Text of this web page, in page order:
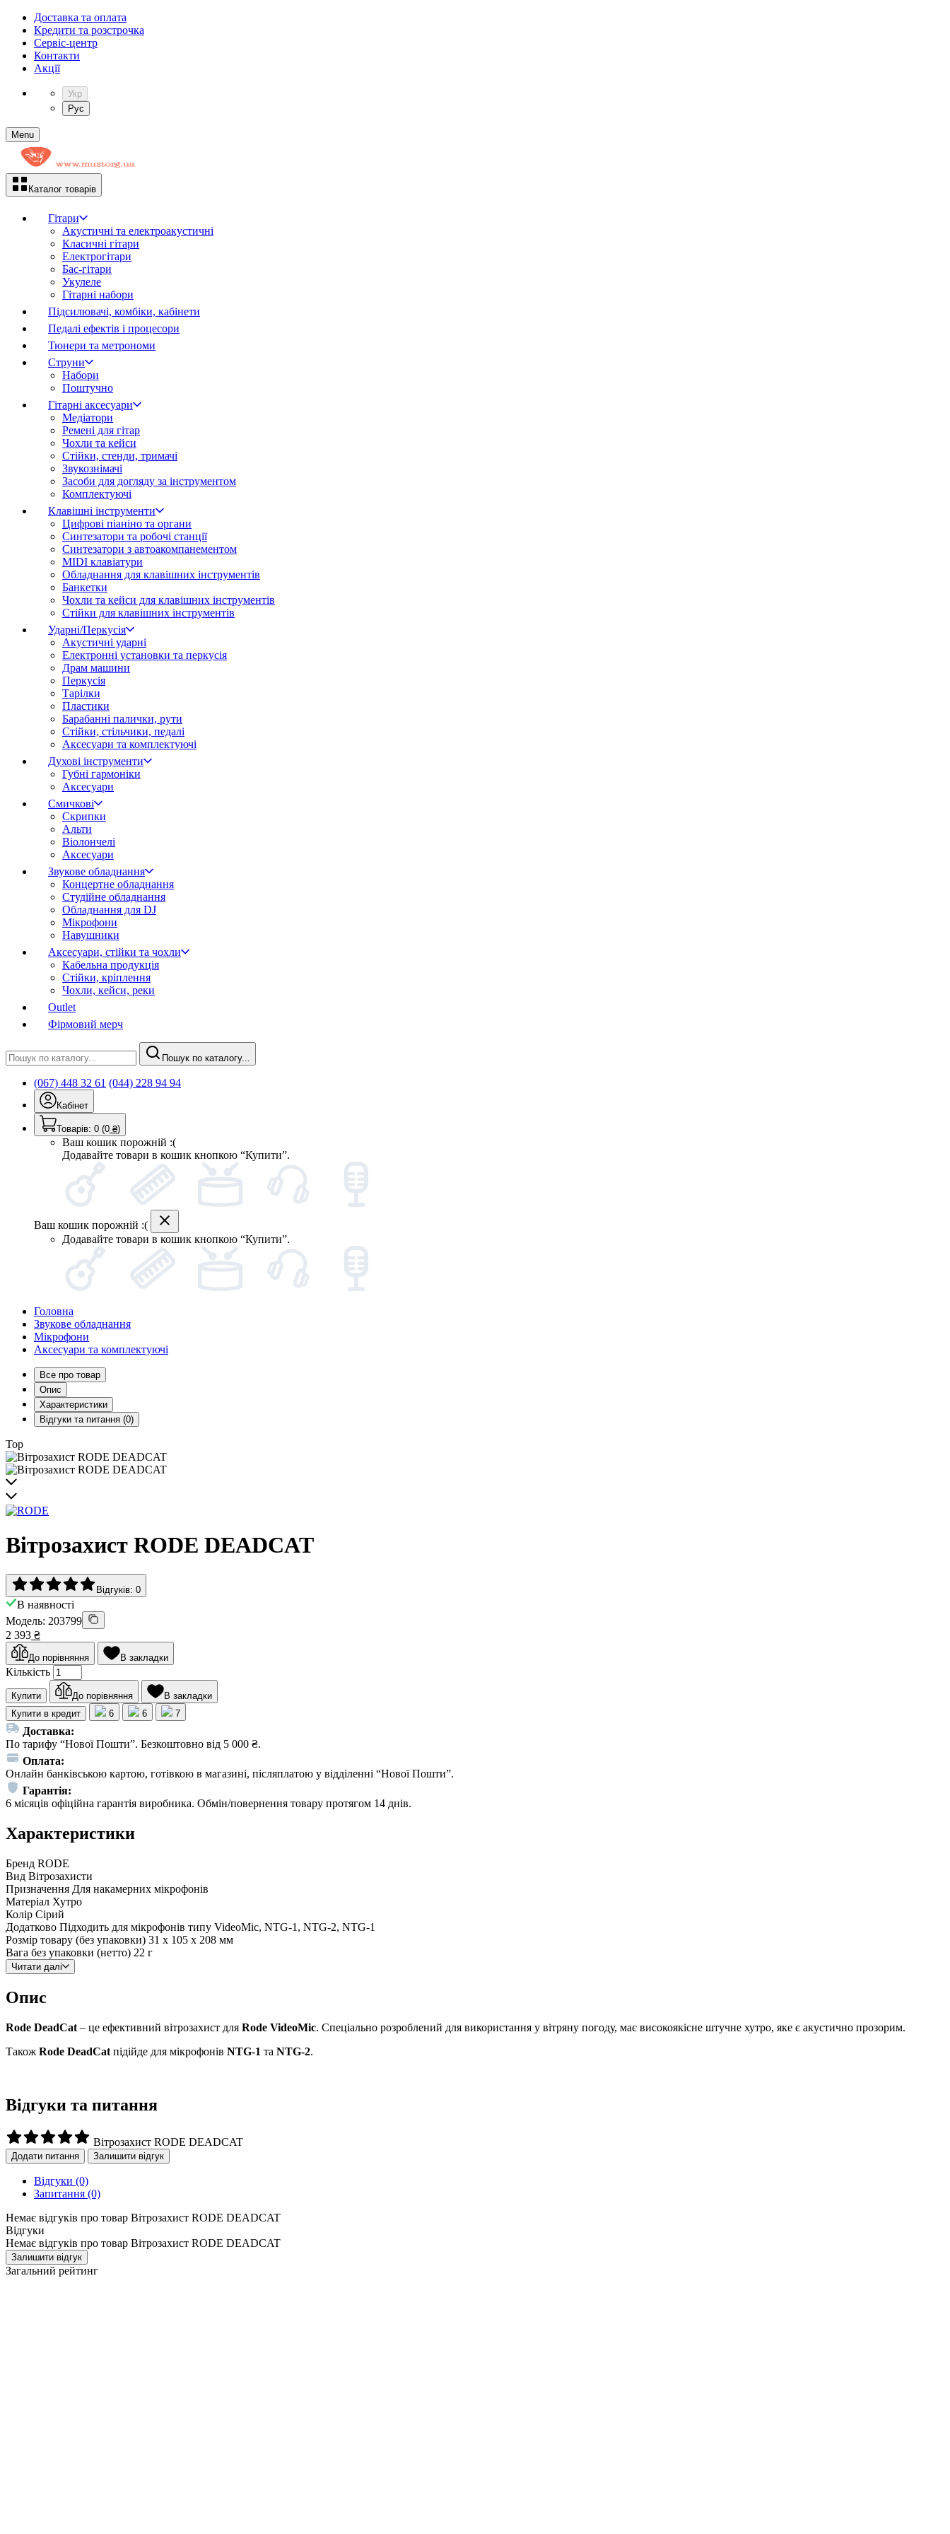
Доставка та оплата
Кредити та розстрочка
Сервіc-центр
Контакти
Акції
Укр
Рус
Menu
Каталог товарів
Гітари
Акустичні та електроакустичні
Класичні гітари
Електрогітари
Бас-гітари
Укулеле
Гітарні набори
Підсилювачі, комбіки, кабінети
Педалі ефектів і процесори
Тюнери та метрономи
Струни
Набори
Поштучно
Гітарні аксесуари
Медіатори
Ремені для гітар
Чохли та кейси
Стійки, стенди, тримачі
Звукознімачі
Засоби для догляду за інструментом
Комплектуючі
Клавішні інструменти
Цифрові піаніно та органи
Синтезатори та робочі станції
Синтезатори з автоакомпанементом
MIDI клавіатури
Обладнання для клавішних інструментів
Банкетки
Чохли та кейси для клавішних інструментів
Стійки для клавішних інструментів
Ударні/Перкусія
Акустичні ударні
Електронні установки та перкусія
Драм машини
Перкусія
Тарілки
Пластики
Барабанні палички, рути
Стійки, стільчики, педалі
Аксесуари та комплектуючі
Духові інструменти
Губні гармоніки
Аксесуари
Смичкові
Скрипки
Альти
Віолончелі
Аксесуари
Звукове обладнання
Концертне обладнання
Студійне обладнання
Обладнання для DJ
Мікрофони
Навушники
Аксесуари, стійки та чохли
Кабельна продукція
Стійки, кріплення
Чохли, кейси, реки
Outlet
Фірмовий мерч
Пошук по каталогу...
(067) 448 32 61 (044) 228 94 94
Кабінет
Товарів: 0 (0 ₴)
Ваш кошик порожній :(
Додавайте товари в кошик кнопкою “Купити”.
Ваш кошик порожній :(
Додавайте товари в кошик кнопкою “Купити”.
Головна
Звукове обладнання
Мікрофони
Аксесуари та комплектуючі
Все про товар
Опис
Характеристики
Відгуки та питання (0)
Top
Вітрозахист RODE DEADCAT
Відгуків: 0
В наявності
Модель: 203799
2 393 ₴
До порівняння В закладки
Кількість
Купити До порівняння
В закладки
Купити в кредит
6 6 7
Доставка:
По тарифу “Нової Пошти”. Безкоштовно від 5 000 ₴.
Оплата:
Онлайн банківською картою, готівкою в магазині, післяплатою у відділенні “Нової Пошти”.
Гарантія:
6 місяців офіційна гарантія виробника. Обмін/повернення товару протягом 14 днів.
Характеристики
Бренд RODE
Вид Вітрозахисти
Призначення Для накамерних мікрофонів
Матеріал Хутро
Колір Сірий
Додатково Підходить для мікрофонів типу VideoMic, NTG-1, NTG-2, NTG-1
Розмір товару (без упаковки) 31 x 105 x 208 мм
Вага без упаковки (нетто) 22 г
Читати далі
Опис
Rode DeadCat – це ефективний вітрозахист для Rode VideoMic. Спеціально розроблений для використання у вітряну погоду, має високоякісне штучне хутро, яке є акустично прозорим.
Також Rode DeadCat підійде для мікрофонів NTG-1 та NTG-2.
Відгуки та питання
Вітрозахист RODE DEADCAT
Додати питання Залишити відгук
Відгуки (0)
Запитання (0)
Немає відгуків про товар Вітрозахист RODE DEADCAT
Відгуки
Немає відгуків про товар Вітрозахист RODE DEADCAT
Залишити відгук
Загальний рейтинг